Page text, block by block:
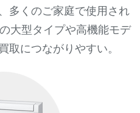
多くのご家庭で使用され
大型タイプや高機能モデ
取につながりやすい。